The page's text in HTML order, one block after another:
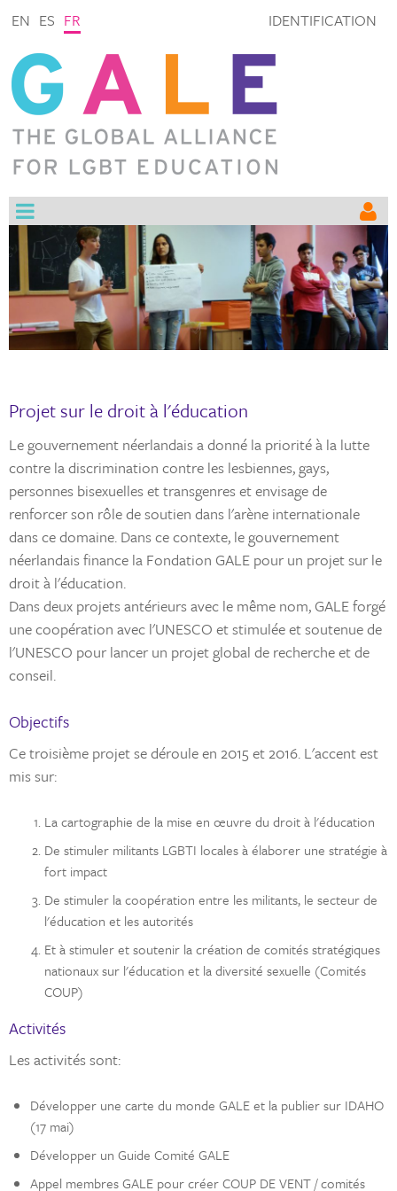
EN ES FR IDENTIFICATION
Projet sur le droit à l'éducation
Le gouvernement néerlandais a donné la priorité à la lutte
contre la discrimination contre les lesbiennes, gays,
personnes bisexuelles et transgenres et envisage de
renforcer son rôle de soutien dans l'arène internationale
dans ce domaine. Dans ce contexte, le gouvernement
néerlandais finance la Fondation GALE pour un projet sur le
droit à l'éducation.
Dans deux projets antérieurs avec le même nom, GALE forgé
une coopération avec l'UNESCO et stimulée et soutenue de
l'UNESCO pour lancer un projet global de recherche et de
conseil.
Objectifs
Ce troisième projet se déroule en 2015 et 2016. L'accent est
mis sur:
La cartographie de la mise en œuvre du droit à l'éducation
De stimuler militants LGBTI locales à élaborer une stratégie à
fort impact
De stimuler la coopération entre les militants, le secteur de
l'éducation et les autorités
Et à stimuler et soutenir la création de comités stratégiques
nationaux sur l'éducation et la diversité sexuelle (Comités
COUP)
Activités
Les activités sont:
Développer une carte du monde GALE et la publier sur IDAHO
(17 mai)
Développer un Guide Comité GALE
Appel membres GALE pour créer COUP DE VENT / comités